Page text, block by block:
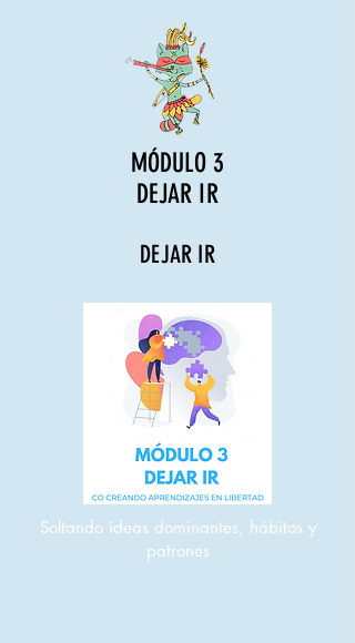
MÓDULO 3
DEJAR IR
DEJAR IR
Soltando ideas dominantes, hábitos y
patrones